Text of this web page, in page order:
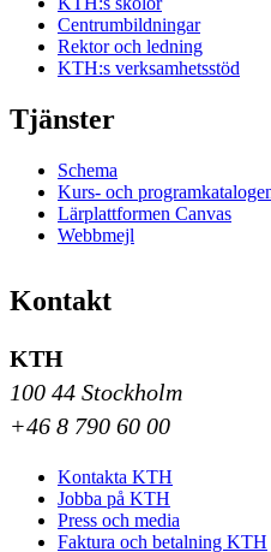
Centrumbildningar
Rektor och ledning
KTH:s verksamhetsstöd
Tjänster
Schema
Kurs- och
Lärplattformen Canvas
Webbmejl
Kontakt
KTH
100 44 Stockholm
+46 8 790 60 00
Kontakta KTH
Jobba på KTH
Press och media
Faktura och betalning KTH